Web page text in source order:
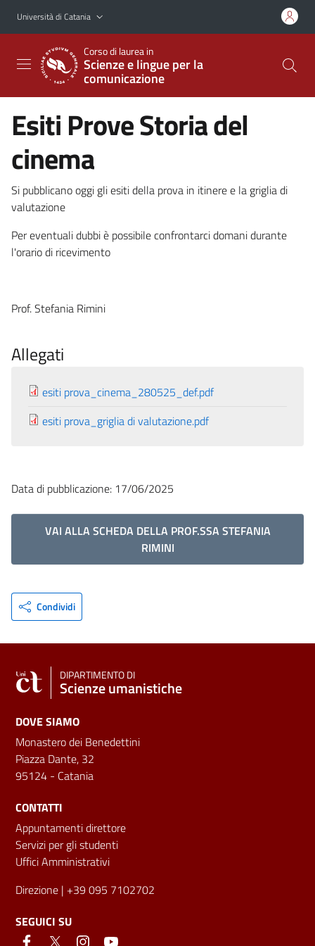
Vai al contenuto principale
Vai al menu di navigazione
Università di Catania
Corso di laurea in
Scienze e lingue per la
comunicazione
Esiti Prove Storia del
cinema
Si pubblicano oggi gli esiti della prova in itinere e la griglia di
valutazione
Per eventuali dubbi è possibile confrontarci domani durante
l'orario di ricevimento
Prof. Stefania Rimini
Allegati
esiti prova_cinema_280525_def.pdf
esiti prova_griglia di valutazione.pdf
Data di pubblicazione: 17/06/2025
VAI ALLA SCHEDA DELLA PROF.SSA STEFANIA
RIMINI
Condividi
DIPARTIMENTO DI
Scienze umanistiche
DOVE SIAMO
Monastero dei Benedettini
Piazza Dante, 32
95124 - Catania
CONTATTI
Appuntamenti direttore
Servizi per gli studenti
Uffici Amministrativi
Direzione | +39 095 7102702
SEGUICI SU